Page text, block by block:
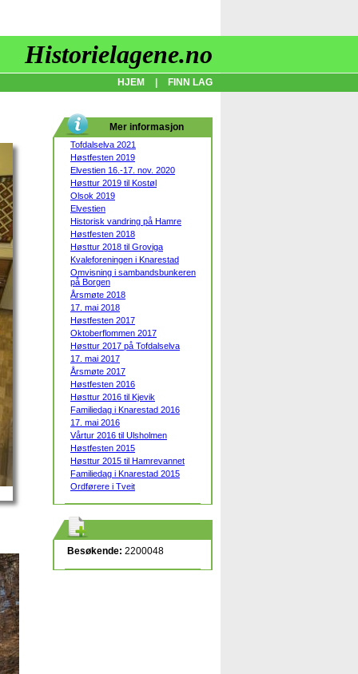
Historielagene.no
HJEM FINN LAG
Mer informasjon
Tofdalselva 2021
Høstfesten 2019
Elvestien 16.-17. nov. 2020
Høsttur 2019 til Kostøl
Olsok 2019
Elvestien
Historisk vandring på Hamre
Høstfesten 2018
Høsttur 2018 til Groviga
Kvaleforeningen i Knarestad
Omvisning i sambandsbunkeren
på Borgen
Årsmøte 2018
17. mai 2018
Høstfesten 2017
Oktoberflommen 2017
Høsttur 2017 på Tofdalselva
17. mai 2017
Årsmøte 2017
Høstfesten 2016
Høsttur 2016 til Kjevik
Familiedag i Knarestad 2016
17. mai 2016
Vårtur 2016 til Ulsholmen
Høstfesten 2015
Høsttur 2015 til Hamrevannet
Familiedag i Knarestad 2015
Ordførere i Tveit
Besøkende: 2200048